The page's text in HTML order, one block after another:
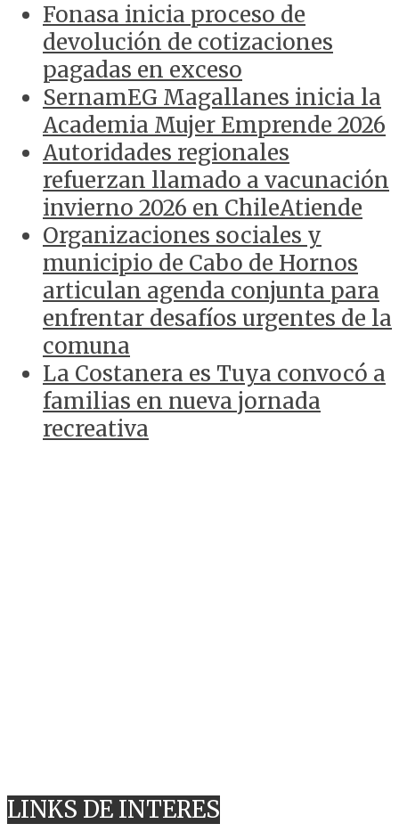
Fonasa inicia proceso de
devolución de cotizaciones
pagadas en exceso
SernamEG Magallanes inicia la
Academia Mujer Emprende 2026
Autoridades regionales
refuerzan llamado a vacunación
invierno 2026 en ChileAtiende
Organizaciones sociales y
municipio de Cabo de Hornos
articulan agenda conjunta para
enfrentar desafíos urgentes de la
comuna
La Costanera es Tuya convocó a
familias en nueva jornada
recreativa
LINKS DE INTERES